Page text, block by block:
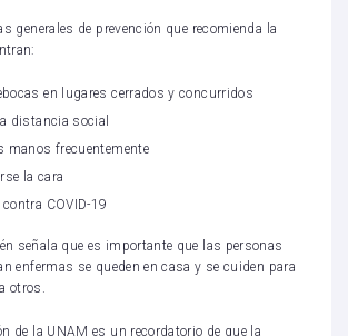
generales de prevención que recomienda la
en lugares cerrados y concurridos
distancia social
manos frecuentemente
la cara
COVID-19
señala que es importante que las personas
enfermas se queden en casa y se cuiden para
otros.
de la UNAM es un recordatorio de que la